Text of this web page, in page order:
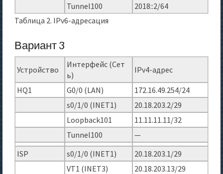
Tunnel100
2018::2/64
Таблица 2. IPv6-адресация
Вариант 3
Устройство
Интерфейс (Сет
ь)
IPv4-адрес
HQ1 G0/0 (LAN)
172.16.49.254/24
s0/1/0 (INET1)
20.18.203.2/29
Loopback101
11.11.11.11/32
Tunnel100
—
ISP
s0/1/0 (INET1)
20.18.203.1/29
VT1 (INET3)
20.18.203.13/29